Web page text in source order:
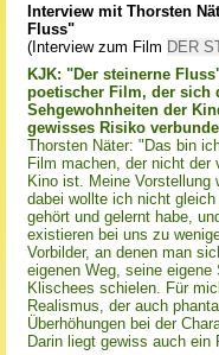
Interview mit Thorsten
Fluss"
(Interview zum Film DER
KJK: "Der steinerne
poetischer Film, der sich
Sehgewohnheiten der
gewisses Risiko
Thorsten Näter: "Das bin
Film machen, der nicht der
Kino ist. Meine Vorstellung
dabei wollte ich nicht
gehört und gelernt habe,
existieren bei uns zu
Vorbilder, an denen man
eigenen Weg, seine
Klischees schielen. Für
Realismus, der auch
Überhöhungen bei der
Darin liegt gewiss auch ein